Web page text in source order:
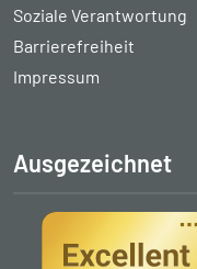
Soziale Verantwortung
Barrierefreiheit
Impressum
Ausgezeichnet